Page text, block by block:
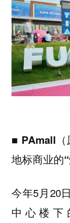
■ PAmall
地标商业的
今年5月20
中心楼下